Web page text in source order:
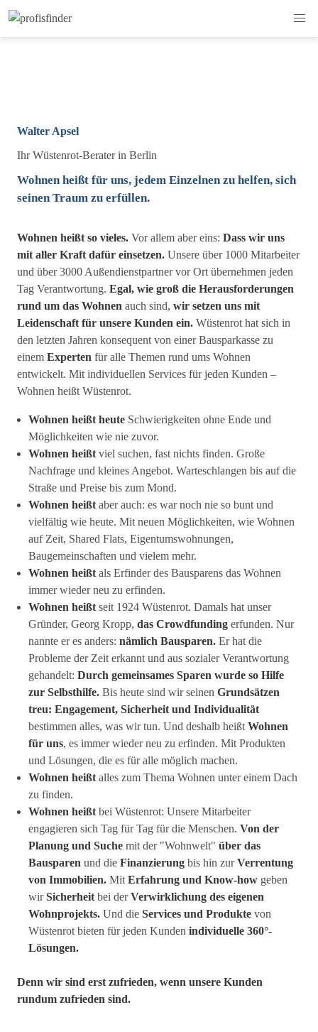
Walter Apsel
Ihr Wüstenrot-Berater in Berlin
Wohnen heißt für uns, jedem Einzelnen zu helfen, sich
seinen Traum zu erfüllen.
Wohnen heißt so vieles. Vor allem aber eins: Dass wir uns
mit aller Kraft dafür einsetzen. Unsere über 1000 Mitarbeiter
und über 3000 Außendienstpartner vor Ort übernehmen jeden
Tag Verantwortung. Egal, wie groß die Herausforderungen
rund um das Wohnen auch sind, wir setzen uns mit
Leidenschaft für unsere Kunden ein. Wüstenrot hat sich in
den letzten Jahren konsequent von einer Bausparkasse zu
einem Experten für alle Themen rund ums Wohnen
entwickelt. Mit individuellen Services für jeden Kunden –
Wohnen heißt Wüstenrot.
Wohnen heißt heute Schwierigkeiten ohne Ende und
Möglichkeiten wie nie zuvor.
Wohnen heißt viel suchen, fast nichts finden. Große
Nachfrage und kleines Angebot. Warteschlangen bis auf die
Straße und Preise bis zum Mond.
Wohnen heißt aber auch: es war noch nie so bunt und
vielfältig wie heute. Mit neuen Möglichkeiten, wie Wohnen
auf Zeit, Shared Flats, Eigentumswohnungen,
Baugemeinschaften und vielem mehr.
Wohnen heißt als Erfinder des Bausparens das Wohnen
immer wieder neu zu erfinden.
Wohnen heißt seit 1924 Wüstenrot. Damals hat unser
Gründer, Georg Kropp, das Crowdfunding erfunden. Nur
nannte er es anders: nämlich Bausparen. Er hat die
Probleme der Zeit erkannt und aus sozialer Verantwortung
gehandelt: Durch gemeinsames Sparen wurde so Hilfe
zur Selbsthilfe. Bis heute sind wir seinen Grundsätzen
treu: Engagement, Sicherheit und Individualität
bestimmen alles, was wir tun. Und deshalb heißt Wohnen
für uns, es immer wieder neu zu erfinden. Mit Produkten
und Lösungen, die es für alle möglich machen.
Wohnen heißt alles zum Thema Wohnen unter einem Dach
zu finden.
Wohnen heißt bei Wüstenrot: Unsere Mitarbeiter
engagieren sich Tag für Tag für die Menschen. Von der
Planung und Suche mit der "Wohnwelt" über das
Bausparen und die Finanzierung bis hin zurVerrentung
von Immobilien. Mit Erfahrung und Know-how geben
wirSicherheit bei derVerwirklichung des eigenen
Wohnprojekts. Und die Services und Produkte von
Wüstenrot bieten für jeden Kunden individuelle 360°-
Lösungen.
Denn wir sind erst zufrieden, wenn unsere Kunden
rundum zufrieden sind.